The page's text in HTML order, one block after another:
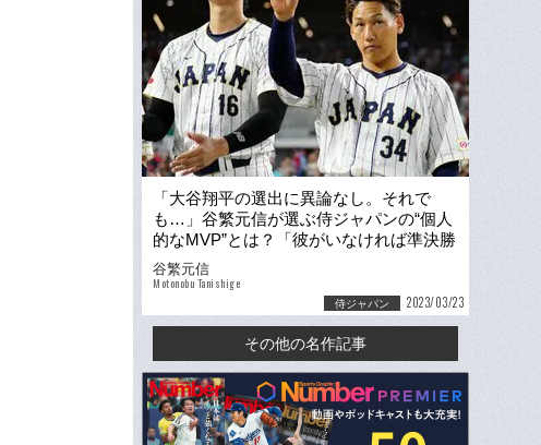
「大谷翔平の選出に異論なし。それで
も…」谷繁元信が選ぶ侍ジャパンの“個人
的なMVP”とは？「彼がいなければ準決勝
で負けていた」
谷繁元信
Motonobu Tanishige
侍ジャパン 2023/03/23
その他の名作記事